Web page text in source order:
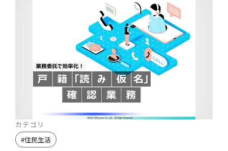
カテゴリ
#住民生活